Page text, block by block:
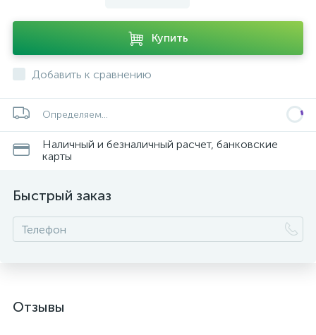
Купить
Добавить к сравнению
Определяем...
Наличный и безналичный расчет, банковские
карты
Быстрый заказ
Отзывы